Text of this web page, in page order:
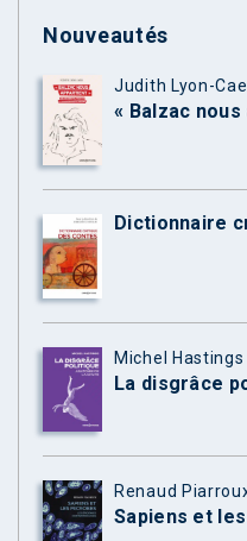
Nouveautés
Judith Lyon-
« Balzac
Dictionnaire
Michel Hastings
La disgrâce
Renaud
Sapiens et